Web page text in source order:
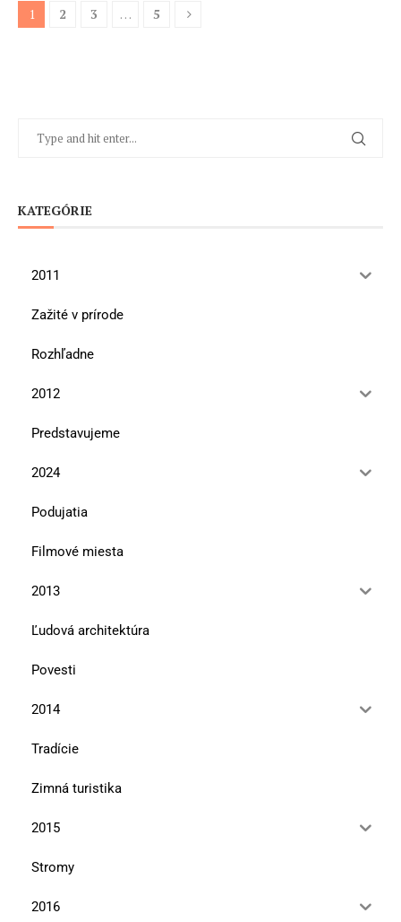
1 2 3 … 5
KATEGÓRIE
2011
Zažité v prírode
Rozhľadne
2012
Predstavujeme
2024
Podujatia
Filmové miesta
2013
Ľudová architektúra
Povesti
2014
Tradície
Zimná turistika
2015
Stromy
2016